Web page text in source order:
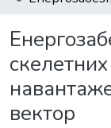
вектор